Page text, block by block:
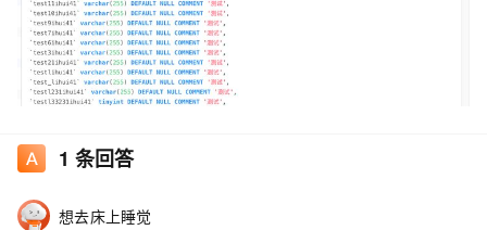
1 条回答
想去床上睡觉